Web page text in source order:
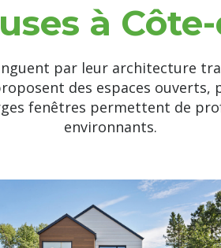
à
par leur architecture
des espaces
fenêtres permettent de
environnants.